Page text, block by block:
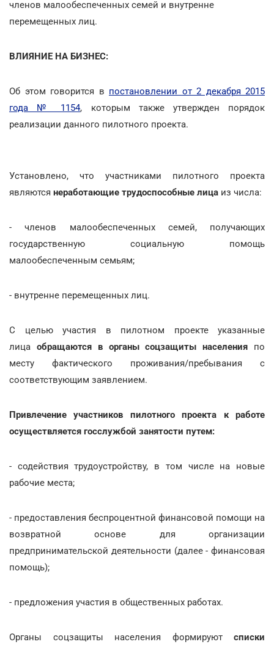
членов малообеспеченных семей и внутренне
перемещенных лиц.
ВЛИЯНИЕ НА БИЗНЕС:
Об этом говорится в постановлении от 2 декабря 2015
года № 1154, которым также утвержден порядок
реализации данного пилотного проекта.
Установлено, что участниками пилотного проекта
являются неработающие трудоспособные лица из числа:
- членов малообеспеченных семей, получающих
государственную социальную помощь
малообеспеченным семьям;
- внутренне перемещенных лиц.
С целью участия в пилотном проекте указанные
лица обращаются в органы соцзащиты населения по
месту фактического проживания/пребывания с
соответствующим заявлением.
Привлечение участников пилотного проекта к работе
осуществляется госслужбой занятости путем:
- содействия трудоустройству, в том числе на новые
рабочие места;
- предоставления беспроцентной финансовой помощи на
возвратной основе для организации
предпринимательской деятельности (далее - финансовая
помощь);
- предложения участия в общественных работах.
Органы соцзащиты населения формируют списки